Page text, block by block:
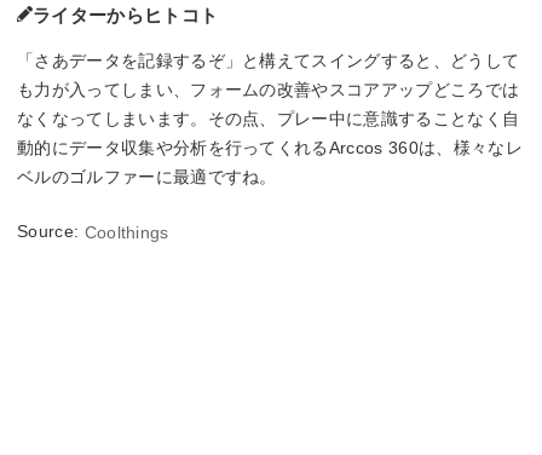
ライターからヒトコト
「さあデータを記録するぞ」と構えてスイングすると、どうして
も力が入ってしまい、フォームの改善やスコアアップどころでは
なくなってしまいます。その点、プレー中に意識することなく自
動的にデータ収集や分析を行ってくれるArccos 360は、様々なレ
ベルのゴルファーに最適ですね。
Source: Coolthings